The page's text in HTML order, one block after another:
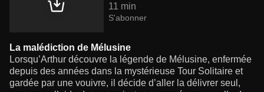
11 min
S'abonner
La malédiction de Mélusine
Lorsqu’Arthur découvre la légende de Mélusine, enfermée
depuis des années dans la mystérieuse Tour Solitaire et
gardée par une vouivre, il décide d’aller la délivrer seul,